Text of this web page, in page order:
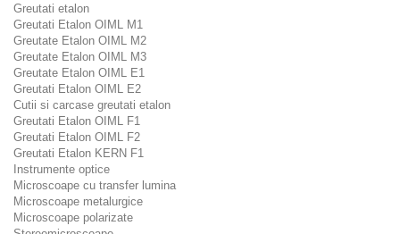
Greutati etalon
Greutati Etalon OIML M1
Greutate Etalon OIML M2
Greutate Etalon OIML M3
Greutate Etalon OIML E1
Greutati Etalon OIML E2
Cutii si carcase greutati etalon
Greutati Etalon OIML F1
Greutati Etalon OIML F2
Greutati Etalon KERN F1
Instrumente optice
Microscoape cu transfer lumina
Microscoape metalurgice
Microscoape polarizate